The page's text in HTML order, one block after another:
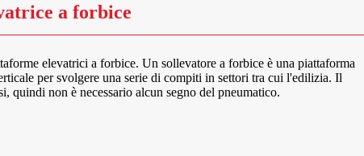
a forbice
elevatrici a forbice. Un sollevatore a forbice è una piattaforma
per svolgere una serie di compiti in settori tra cui l'edilizia. Il
quindi non è necessario alcun segno del pneumatico.